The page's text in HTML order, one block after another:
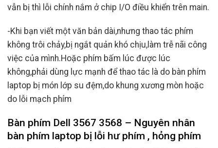
vẫn bị thì lỗi chính nắm ở chip I/O điều khiển trên main.
-Khi bạn viết một văn bản dài,nhưng thao tác phím
không trôi chảy,bị ngắt quản khó chịu,làm trễ nãi công
việc của mình.Hoặc phím bấm lúc được lúc
không,phải dùng lực mạnh để thao tác là do bàn phím
laptop bị món lớp su đệm,do khung xương mòn hoặc
do lỗi mạch phím
Bàn phím Dell 3567 3568 – Nguyên nhân
bàn phím laptop bị lỗi hư phím , hỏng phím